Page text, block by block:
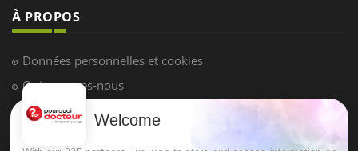
À PROPOS
Données personnelles et cookies
Qui sommes-nous
Conditions d'utilisation
Welcome